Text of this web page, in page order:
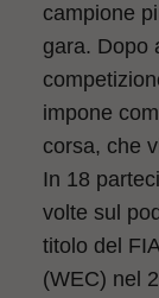
campione
gara. Dopo
impone
corsa, che
In 18
volte sul
titolo del
(WEC) nel